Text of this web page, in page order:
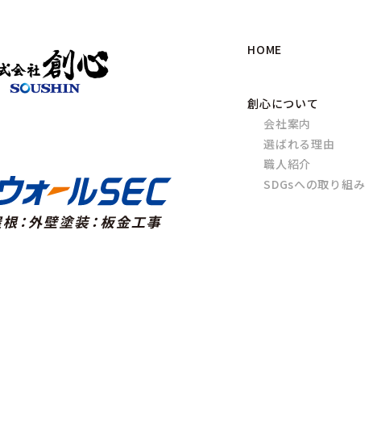
HOME
創心について
会社案内
選ばれる理由
職人紹介
SDGsへの取り組み